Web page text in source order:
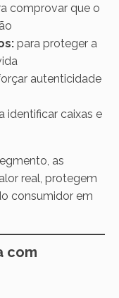
comprovar que o
para proteger a
autenticidade
identificar caixas e
as
real, protegem
consumidor em
com